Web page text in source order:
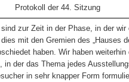
Protokoll der 44. Sitzung
zur Zeit in der Phase, in der wir
mit den Gremien des „Hauses
haben. Wir haben weiterhin
in der das Thema jedes
in sehr knapper Form